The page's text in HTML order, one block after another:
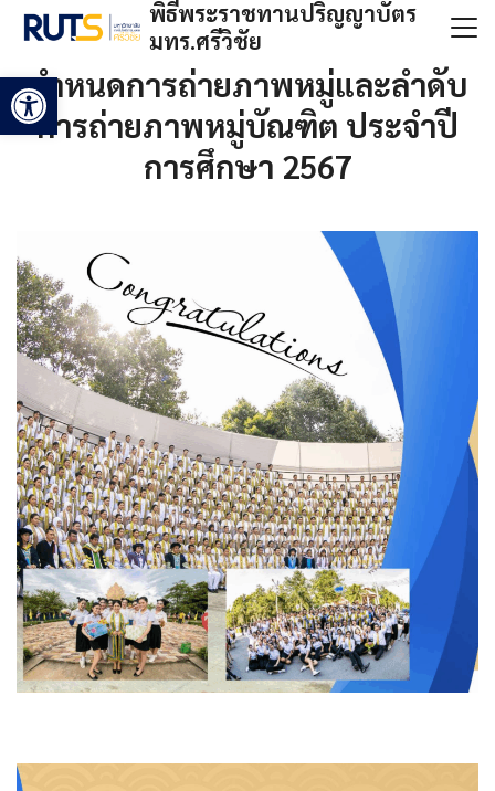
Open toolbar
Skip
content
พิธีพระราชทานปริญญาบัตร
มทร.ศรีวิชัย
Search
for:กำหนดการถ่ายภาพหมู่และลำดับ
การถ่ายภาพหมู่บัณฑิต ประจำปี
การศึกษา 2567